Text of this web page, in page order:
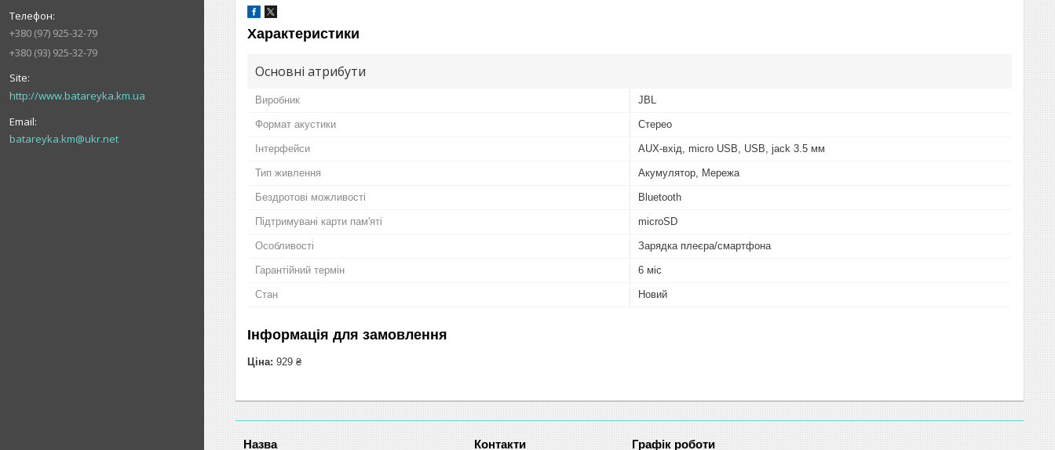
+380 (97) 925-32-79
+380 (93) 925-32-79
http://www.batareyka.km.ua
batareyka.km@ukr.net
Характеристики
Основні атрибути
Виробник JBL
Формат акустики Стерео
Інтерфейси AUX-вхід, micro USB, USB, jack 3.5 мм
Тип живлення Акумулятор, Мережа
Бездротові можливості Bluetooth
Підтримувані карти пам'яті microSD
Особливості Зарядка плеєра/смартфона
Гарантійний термін 6 міс
Стан Новий
Інформація для замовлення
Ціна: 929 ₴
Графік роботи